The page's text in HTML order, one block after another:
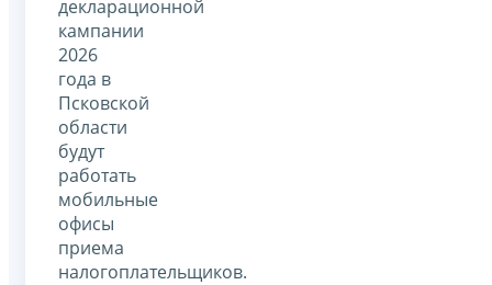
декларационной
кампании
2026
года в
Псковской
области
будут
работать
мобильные
офисы
приема
налогоплательщиков.